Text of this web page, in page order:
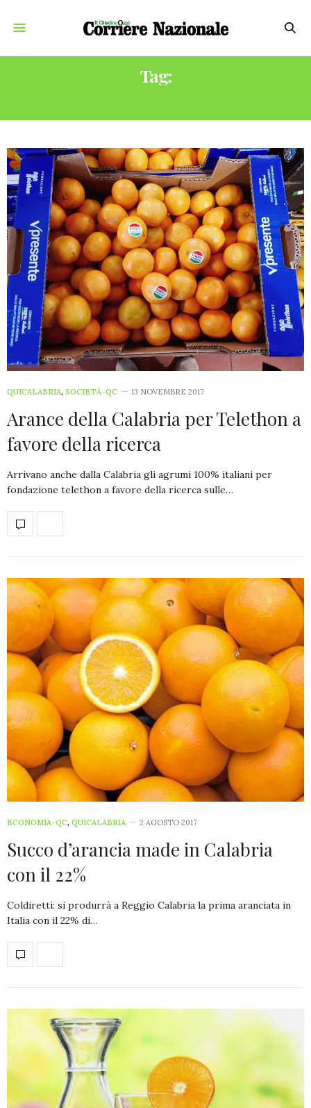
Tag:
QUICALABRIA, SOCIETÀ-QC 13 NOVEMBRE 2017
Arance della Calabria per Telethon a
favore della ricerca
Arrivano anche dalla Calabria gli agrumi 100% italiani per
fondazione telethon a favore della ricerca sulle…
ECONOMIA-QC, QUICALABRIA 2 AGOSTO 2017
Succo d’arancia made in Calabria
con il 22%
Coldiretti: si produrrà a Reggio Calabria la prima aranciata in
Italia con il 22% di…